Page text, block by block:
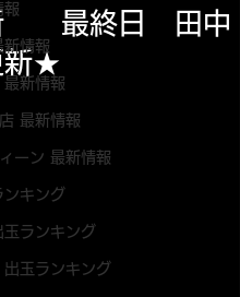
報
新情報
最新情報
最新情報
ーン 最新情報
キング
ランキング
玉ランキング
最終日 田中
新★